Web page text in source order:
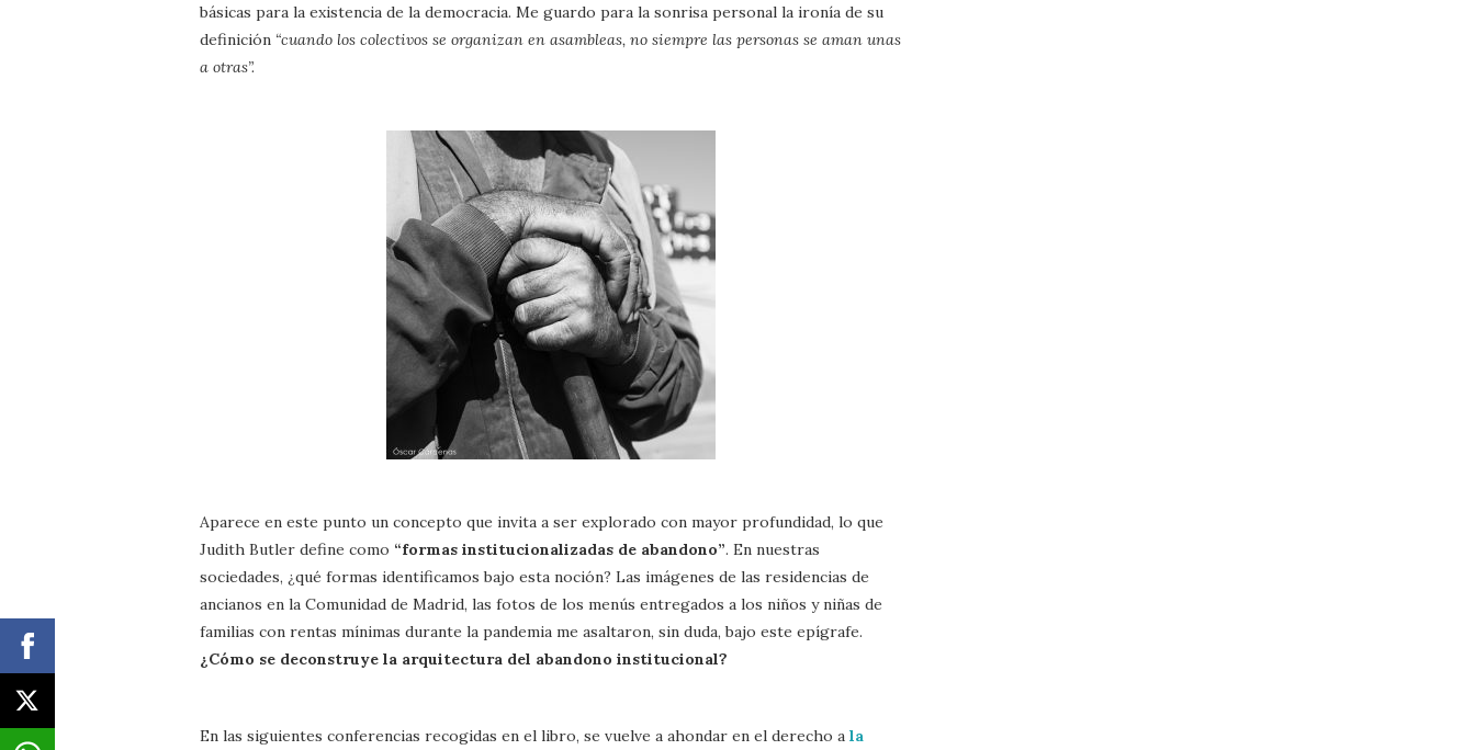
básicas para la existencia de la democracia. Me guardo para la sonrisa personal la ironía de su
definición “cuando los colectivos se organizan en asambleas, no siempre las personas se aman unas
a otras”.
Aparece en este punto un concepto que invita a ser explorado con mayor profundidad, lo que
Judith Butler define como “formas institucionalizadas de abandono”. En nuestras
sociedades, ¿qué formas identificamos bajo esta noción? Las imágenes de las residencias de
ancianos en la Comunidad de Madrid, las fotos de los menús entregados a los niños y niñas de
familias con rentas mínimas durante la pandemia me asaltaron, sin duda, bajo este epígrafe.
¿Cómo se deconstruye la arquitectura del abandono institucional?
En las siguientes conferencias recogidas en el libro, se vuelve a ahondar en el derecho a la